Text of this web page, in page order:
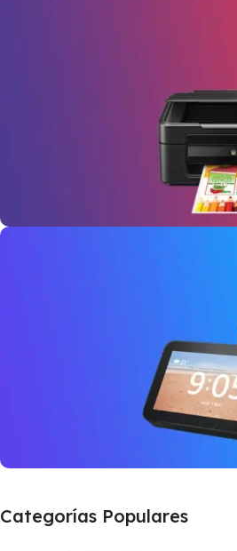
Smart Home
echo show 5
Categorías Populares